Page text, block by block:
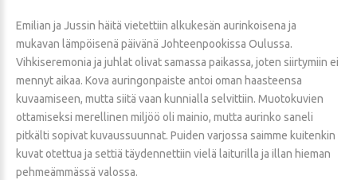
Emilian ja Jussin häitä vietettiin alkukesän aurinkoisena ja
mukavan lämpöisenä päivänä Johteenpookissa Oulussa.
Vihkiseremonia ja juhlat olivat samassa paikassa, joten siirtymiin ei
mennyt aikaa. Kova auringonpaiste antoi oman haasteensa
kuvaamiseen, mutta siitä vaan kunnialla selvittiin. Muotokuvien
ottamiseksi merellinen miljöö oli mainio, mutta aurinko saneli
pitkälti sopivat kuvaussuunnat. Puiden varjossa saimme kuitenkin
kuvat otettua ja settiä täydennettiin vielä laiturilla ja illan hieman
pehmeämmässä valossa.